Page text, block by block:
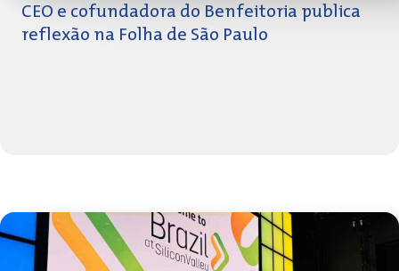
CEO e cofundadora do Benfeitoria publica
reflexão na Folha de São Paulo